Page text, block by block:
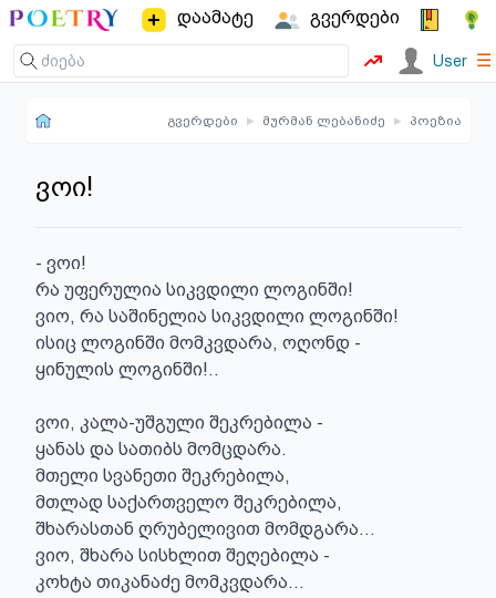
დაამატე გვერდები
User ☰
გვერდები ▸ მურმან ლებანიძე ▸ პოეზია
ვოი!
- ვოი!
რა უფერულია სიკვდილი ლოგინში!
ვიო, რა საშინელია სიკვდილი ლოგინში!
ისიც ლოგინში მომკვდარა, ოღონდ -
ყინულის ლოგინში!..
ვოი, კალა-უშგული შეკრებილა -
ყანას და სათიბს მომცდარა.
მთელი სვანეთი შეკრებილა,
მთლად საქართველო შეკრებილა,
შხარასთან ღრუბელივით მომდგარა...
ვიო, შხარა სისხლით შეღებილა -
კოხტა თიკანაძე მომკვდარა...